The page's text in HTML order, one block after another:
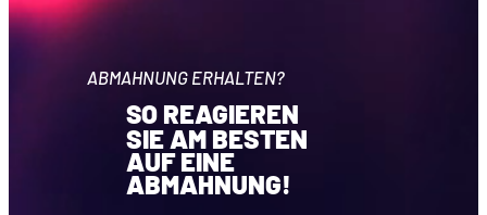
ABMAHNUNG ERHALTEN?
SO REAGIEREN
SIE AM BESTEN
AUF EINE
ABMAHNUNG!